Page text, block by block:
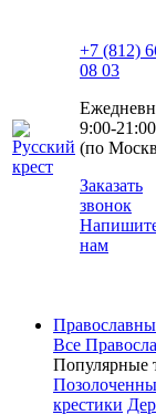
+7 (812)
08 03
9:00-21:00
(по
Заказать
звонок
нам
Все
Популярные
крестики